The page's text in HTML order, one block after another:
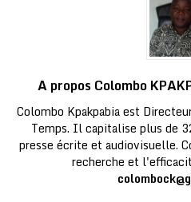
A propos Colombo
Colombo Kpakpabia est
Temps. Il capitalise plus de
presse écrite et audiovisuelle.
recherche et